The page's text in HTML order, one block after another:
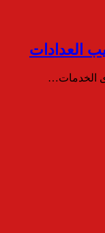
الخدمات…